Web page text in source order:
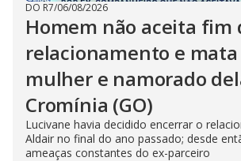
DO R7/06/08/2026
Homem não aceita fim
relacionamento e mata
mulher e namorado
Cromínia (GO)
Lucivane havia decidido encerrar o
Aldair no final do ano passado; desde
ameaças constantes do ex-parceiro